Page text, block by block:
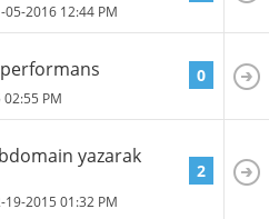
05-2016 12:44 PM
performans
02:55 PM
0
yazarak
19-2015 01:32 PM
2